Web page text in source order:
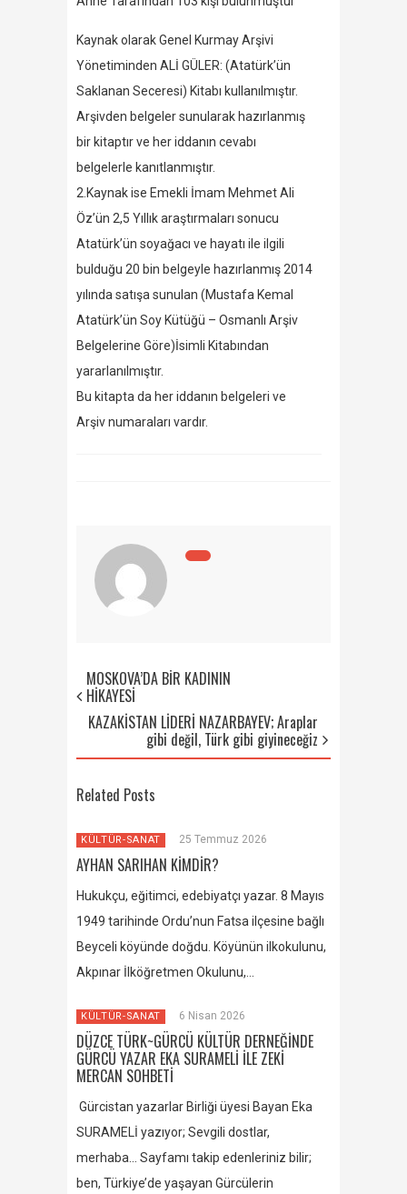
Kaynak olarak Genel Kurmay Arşivi
Yönetiminden ALİ GÜLER: (Atatürk’ün
Saklanan Seceresi) Kitabı kullanılmıştır.
Arşivden belgeler sunularak hazırlanmış
bir kitaptır ve her iddanın cevabı
belgelerle kanıtlanmıştır.
2.Kaynak ise Emekli İmam Mehmet Ali
Öz’ün 2,5 Yıllık araştırmaları sonucu
Atatürk’ün soyağacı ve hayatı ile ilgili
bulduğu 20 bin belgeyle hazırlanmış 2014
yılında satışa sunulan (Mustafa Kemal
Atatürk’ün Soy Kütüğü – Osmanlı Arşiv
Belgelerine Göre)İsimli Kitabından
yararlanılmıştır.
Bu kitapta da her iddanın belgeleri ve
Arşiv numaraları vardır.
MOSKOVA’DA BİR KADININ
HİKAYESİ
KAZAKİSTAN LİDERİ NAZARBAYEV; Araplar
gibi değil, Türk gibi giyineceğiz
Related Posts
KÜLTÜR-SANAT 25 Temmuz 2026
AYHAN SARIHAN KİMDİR?
Hukukçu, eğitimci, edebiyatçı yazar. 8 Mayıs
1949 tarihinde Ordu’nun Fatsa ilçesine bağlı
Beyceli köyünde doğdu. Köyünün ilkokulunu,
Akpınar İlköğretmen Okulunu,…
KÜLTÜR-SANAT 6 Nisan 2026
DÜZCE TÜRK~GÜRCÜ KÜLTÜR DERNEĞİNDE
GÜRCÜ YAZAR EKA SURAMELİ İLE ZEKİ
MERCAN SOHBETİ
Gürcistan yazarlar Birliği üyesi Bayan Eka
SURAMELİ yazıyor; Sevgili dostlar,
merhaba… Sayfamı takip edenleriniz bilir;
ben, Türkiye’de yaşayan Gürcülerin